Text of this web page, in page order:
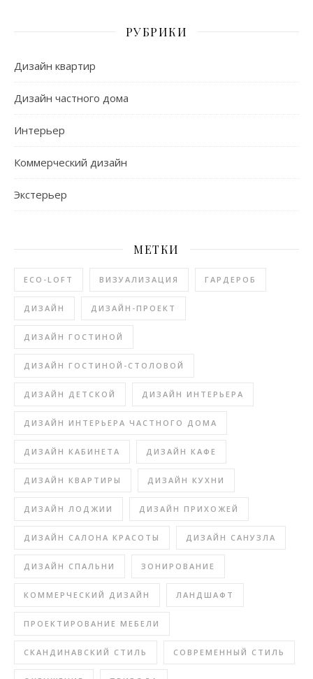
РУБРИКИ
Дизайн квартир
Дизайн частного дома
Интерьер
Коммерческий дизайн
Экстерьер
МЕТКИ
ECO-LOFT ВИЗУАЛИЗАЦИЯ ГАРДЕРОБ
ДИЗАЙН ДИЗАЙН-ПРОЕКТ
ДИЗАЙН ГОСТИНОЙ
ДИЗАЙН ГОСТИНОЙ-СТОЛОВОЙ
ДИЗАЙН ДЕТСКОЙ ДИЗАЙН ИНТЕРЬЕРА
ДИЗАЙН ИНТЕРЬЕРА ЧАСТНОГО ДОМА
ДИЗАЙН КАБИНЕТА ДИЗАЙН КАФЕ
ДИЗАЙН КВАРТИРЫ ДИЗАЙН КУХНИ
ДИЗАЙН ЛОДЖИИ ДИЗАЙН ПРИХОЖЕЙ
ДИЗАЙН САЛОНА КРАСОТЫ ДИЗАЙН САНУЗЛА
ДИЗАЙН СПАЛЬНИ ЗОНИРОВАНИЕ
КОММЕРЧЕСКИЙ ДИЗАЙН ЛАНДШАФТ
ПРОЕКТИРОВАНИЕ МЕБЕЛИ
СКАНДИНАВСКИЙ СТИЛЬ СОВРЕМЕННЫЙ СТИЛЬ